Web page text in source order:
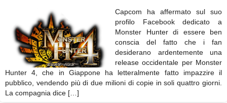
Capcom ha affermato sul suo
profilo Facebook dedicato a
Monster Hunter di essere ben
conscia del fatto che i fan
desiderano ardentemente una
release occidentale per Monster
Hunter 4, che in Giappone ha letteralmente fatto impazzire il
pubblico, vendendo più di due milioni di copie in soli quattro giorni.
La compagnia dice […]